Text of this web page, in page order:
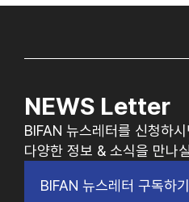
NEWS Letter
BIFAN 뉴스레터를 신청하
다양한 정보 & 소식을 만나
BIFAN 뉴스레터 구독하기